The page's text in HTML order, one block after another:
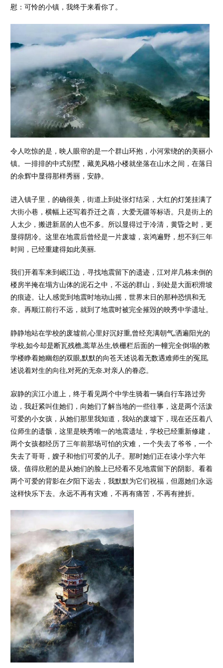
慰：可怜的小镇，我终于来看你了。
令人吃惊的是，映人眼帘的是一个群山环抱，小河萦绕的的美丽小
镇。一排排的中式别墅，藏羌风格小楼就坐落在山水之间，在落日
的余辉中显得那样秀丽，安静。
进入镇子里，的确很美，街道上到处张灯结采，大红的灯笼挂满了
大街小巷，横幅上还写着乔迁之喜，大爱无疆等标语。只是街上的
人太少，搬进新居的人也不多。所以显得过于冷清，黄昏之时，更
显得阴冷。这里在地震后曾经是一片废墟，哀鸿遍野，想不到三年
时间，已经重建得如此美丽.
我们开着车来到岷江边，寻找地震留下的遗迹，江对岸几栋未倒的
楼房半掩在塌方山体的泥石之中，不远的群山，到处是大面积滑坡
的痕迹。让人感觉到地震时地动山摇，世界末日的那种恐惧和无
奈。再顺江前行不远，就到了地震时被完全摧毁的映秀中学遗址。
静静地站在学校的废墟前,心里好沉好重,曾经充满朝气,洒遍阳光的
学校,如今却是断瓦残檐,蒿草丛生,铁栅栏后面的一幢完全倒塌的教
学楼睁着她幽怨的双眼,默默的向苍天述说着无数遇难师生的冤屈,
述说着对生的向往,对死的无奈.对亲人的眷恋。
寂静的滨江小道上，终于看见两个中学生骑着一辆自行车路过旁
边，我赶紧叫住她们，向她们了解当地的一些往事，这是两个活泼
可爱的小女孩，从她们那里我知道，我站的废墟下，现在还压着八
位师生的遗骸，这里是映秀唯一的地震遗址，学校已经重新修建，
两个女孩都经历了三年前那场可怕的灾难，一个失去了爷爷，一个
失去了哥哥，嫂子和他们可爱的儿子。那时她们正在读小学六年
级。值得欣慰的是从她们的脸上已经看不见地震留下的阴影。看着
两个可爱的背影在夕阳下远去，我默默为它们祝福，但愿她们永远
这样快乐下去。永远不再有灾难，不再有痛苦，不再有挫折。